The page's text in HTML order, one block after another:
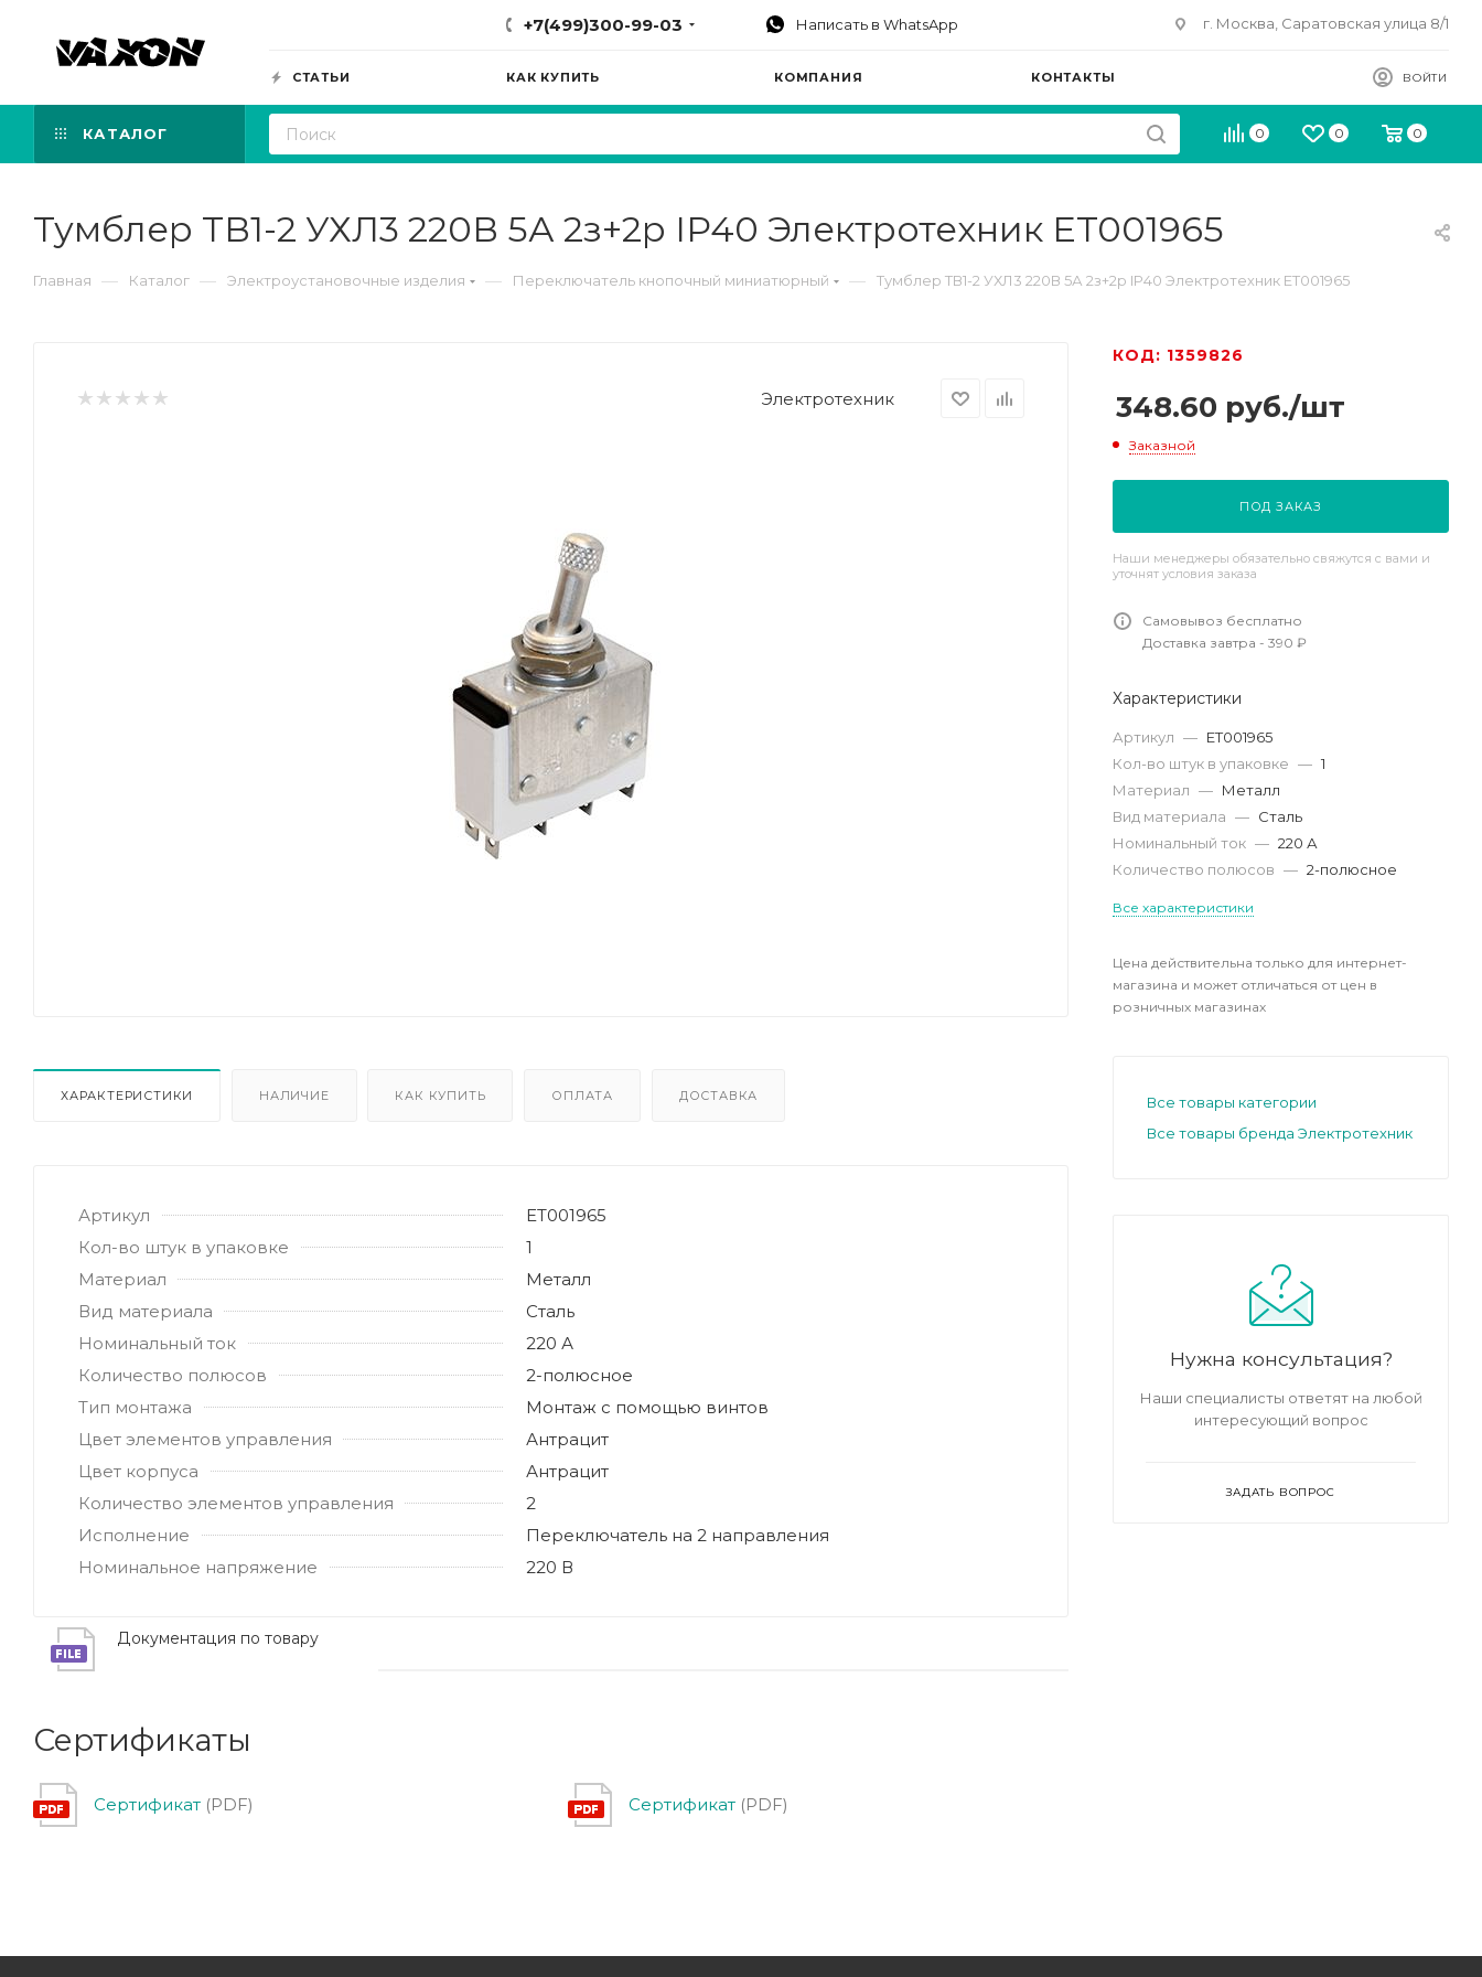
+7(499)300-99-03 Написать в WhatsApp г. Москва, Саратовская улица 8/1
ВОЙТИ
СТАТЬИ КАК КУПИТЬ КОМПАНИЯ КОНТАКТЫ
0 0 0
КАТАЛОГ
Тумблер ТВ1-2 УХЛ3 220В 5А 2з+2р IP40 Электротехник ET001965
Главная — Каталог — Электроустановочные изделия — Переключатель кнопочный миниатюрный — Тумблер ТВ1-2 УХЛ3 220В 5А 2з+2р IP40 Электротехник ET001965
Электротехник
ХАРАКТЕРИСТИКИ НАЛИЧИЕ КАК КУПИТЬ ОПЛАТА ДОСТАВКА
Артикул
ET001965
Кол-во штук в упаковке
1
Материал
Металл
Вид материала
Сталь
Номинальный ток
220 А
Количество полюсов
2-полюсное
Тип монтажа
Монтаж с помощью винтов
Цвет элементов управления
Антрацит
Цвет корпуса
Антрацит
Количество элементов управления
2
Исполнение
Переключатель на 2 направления
Номинальное напряжение
220 В
Документация по товару
Сертификаты
Сертификат (PDF) Сертификат (PDF)
КОД: 1359826
348.60 руб./шт
Заказной
ПОД ЗАКАЗ
Наши менеджеры обязательно свяжутся с вами и
уточнят условия заказа
Самовывоз бесплатно
Доставка завтра - 390 ₽
Характеристики
Артикул — ET001965
Кол-во штук в упаковке — 1
Материал — Металл
Вид материала — Сталь
Номинальный ток — 220 А
Количество полюсов — 2-полюсное
Все характеристики
Цена действительна только для интернет-
магазина и может отличаться от цен в
розничных магазинах
Все товары категории
Все товары бренда Электротехник
Нужна консультация?
Наши специалисты ответят на любой
интересующий вопрос
ЗАДАТЬ ВОПРОС